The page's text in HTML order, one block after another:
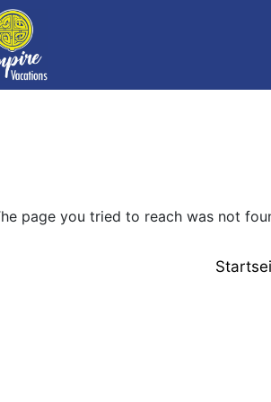
page you tried to reach was not